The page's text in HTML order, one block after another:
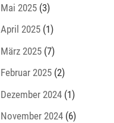
Mai 2025 (3)
April 2025 (1)
März 2025 (7)
Februar 2025 (2)
Dezember 2024 (1)
November 2024 (6)